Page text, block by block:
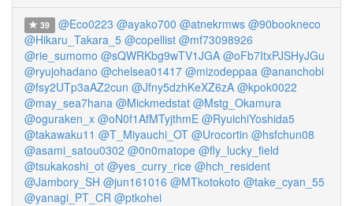
39 @Eco0223 @ayako700 @atnekrmws @90bookneco
@Hikaru_Takara_5 @copellist @mf73098926
@rie_sumomo @sQWRKbg9wTV1JGA @oFb7ItxPJSHyJGu
@ryujohadano @chelsea01417 @mizodeppaa @ananchobi
@fsy2UTp3aAZ2cun @Jfny5dzhKeXZ6zA @kpok0022
@may_sea7hana @Mickmedstat @Mstg_Okamura
@oguraken_x @oN0f1AfMTyjthmE @RyuichiYoshida5
@takawaku11 @T_Miyauchi_OT @Urocortin @hsfchun08
@asami_satou0302 @0n0matope @fly_lucky_field
@tsukakoshi_ot @yes_curry_rice @hch_resident
@Jambory_SH @jun161016 @MTkotokoto @take_cyan_55
@yanagi_PT_CR @ptkohei